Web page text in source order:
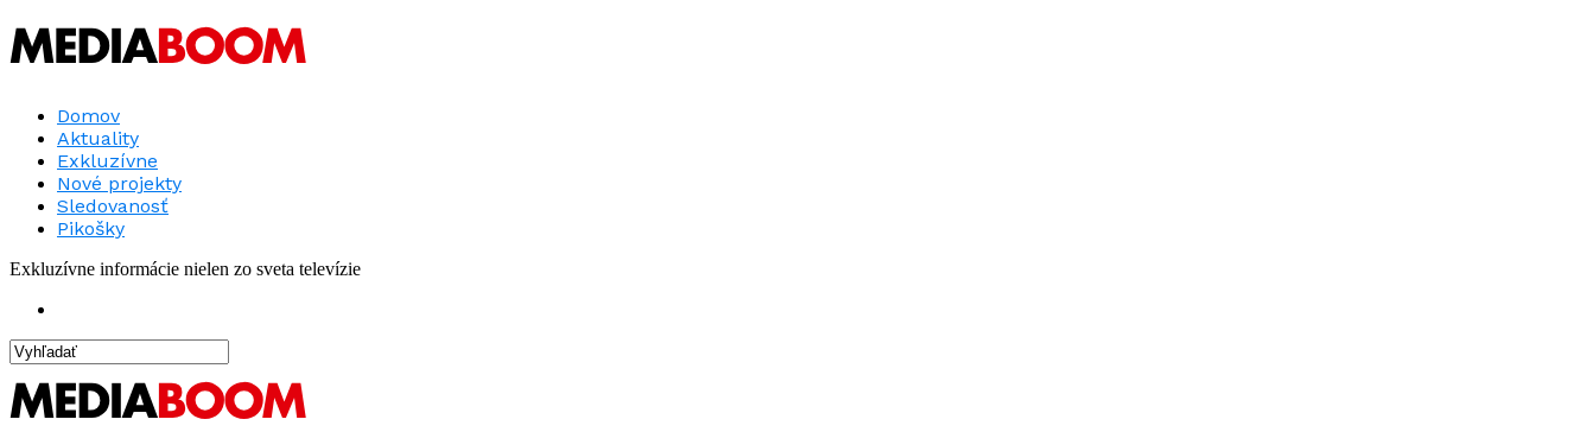
Domov
Aktuality
Exkluzívne
Nové projekty
Sledovanosť
Pikošky
Exkluzívne informácie nielen zo sveta televízie